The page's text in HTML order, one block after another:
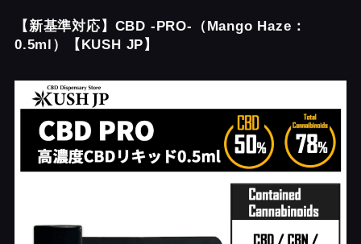
【新基準対応】CBD -PRO-（Mango Haze：
0.5ml）【KUSH JP】